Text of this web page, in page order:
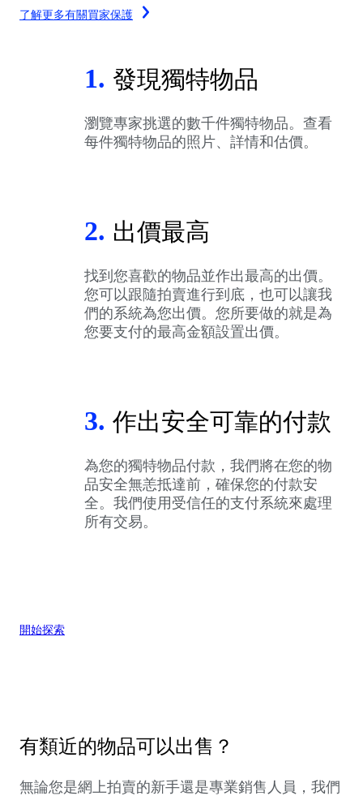
了解更多有關買家保護
1. 發現獨特物品
瀏覽專家挑選的數千件獨特物品。查看
每件獨特物品的照片、詳情和估價。
2. 出價最高
找到您喜歡的物品並作出最高的出價。
您可以跟隨拍賣進行到底，也可以讓我
們的系統為您出價。您所要做的就是為
您要支付的最高金額設置出價。
3. 作出安全可靠的付款
為您的獨特物品付款，我們將在您的物
品安全無恙抵達前，確保您的付款安
全。我們使用受信任的支付系統來處理
所有交易。
開始探索
有類近的物品可以出售？
無論您是網上拍賣的新手還是專業銷售人員，我們